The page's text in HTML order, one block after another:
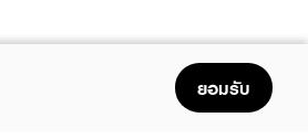
ยอมรับ